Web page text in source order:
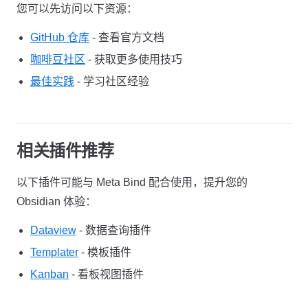
您可以先访问以下资源：
GitHub 仓库 - 查看官方文档
咖啡豆社区 - 获取更多使用技巧
最佳实践 - 学习社区经验
相关插件推荐
以下插件可能与 Meta Bind 配合使用，提升您的
Obsidian 体验：
Dataview - 数据查询插件
Templater - 模板插件
Kanban - 看板视图插件